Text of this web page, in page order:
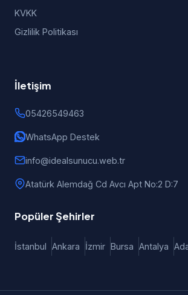
KVKK
Gizlilik Politikası
İletişim
05426549463
WhatsApp Destek
info@idealsunucu.web.tr
Atatürk Alemdağ Cd Avcı Apt No:2 D:7
Popüler Şehirler
İstanbul Ankara İzmir Bursa Antalya